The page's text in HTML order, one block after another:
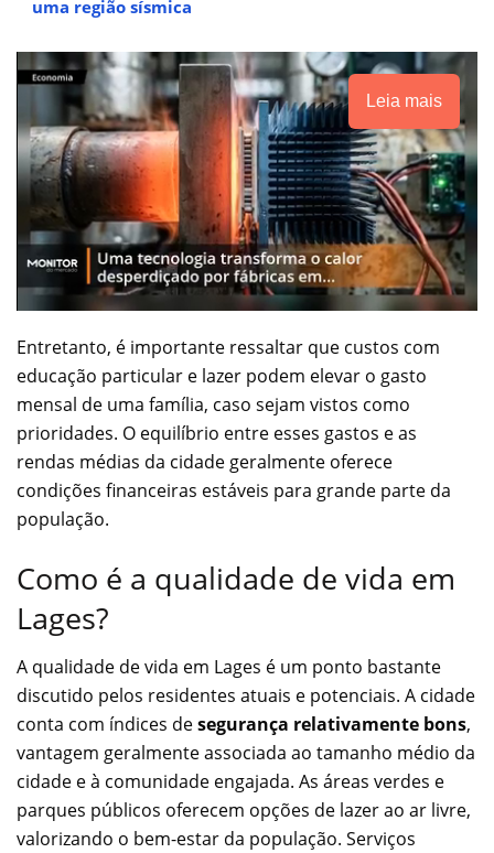
uma região sísmica
Leia mais
Entretanto, é importante ressaltar que custos com
educação particular e lazer podem elevar o gasto
mensal de uma família, caso sejam vistos como
prioridades. O equilíbrio entre esses gastos e as
rendas médias da cidade geralmente oferece
condições financeiras estáveis para grande parte da
população.
Como é a qualidade de vida em
Lages?
A qualidade de vida em Lages é um ponto bastante
discutido pelos residentes atuais e potenciais. A cidade
conta com índices desegurança relativamente bons,
vantagem geralmente associada ao tamanho médio da
cidade e à comunidade engajada. As áreas verdes e
parques públicos oferecem opções de lazer ao ar livre,
valorizando o bem-estar da população. Serviços